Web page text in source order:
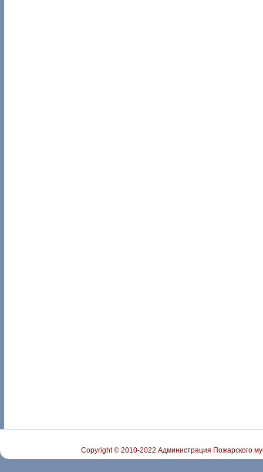
Copyright © 2010-2022 Администрация Пожарского